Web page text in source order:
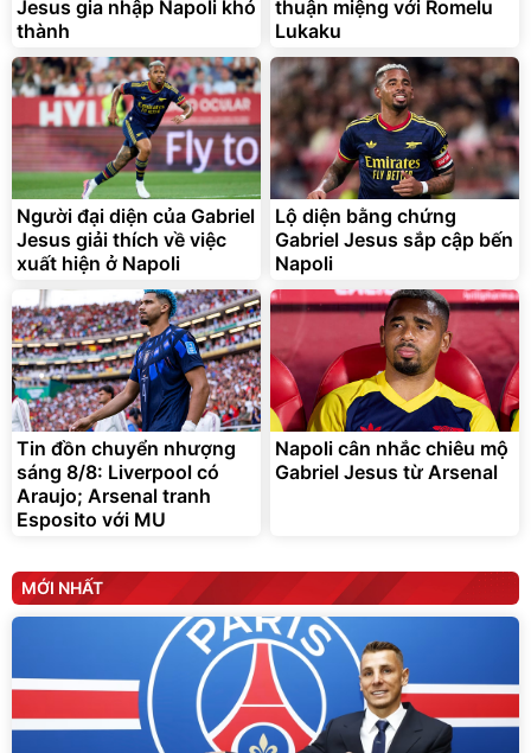
Vòi xịt tăng áp dành cho
rửa xe, tưới cây
161.000đ
70.000đ
Bán chạy
Jesus gia nhập Napoli khó
thành
thuận miệng với Romelu
Lukaku
Người đại diện của Gabriel
Jesus giải thích về việc
xuất hiện ở Napoli
Lộ diện bằng chứng
Gabriel Jesus sắp cập bến
Napoli
Tin đồn chuyển nhượng
sáng 8/8: Liverpool có
Araujo; Arsenal tranh
Esposito với MU
Napoli cân nhắc chiêu mộ
Gabriel Jesus từ Arsenal
MỚI NHẤT